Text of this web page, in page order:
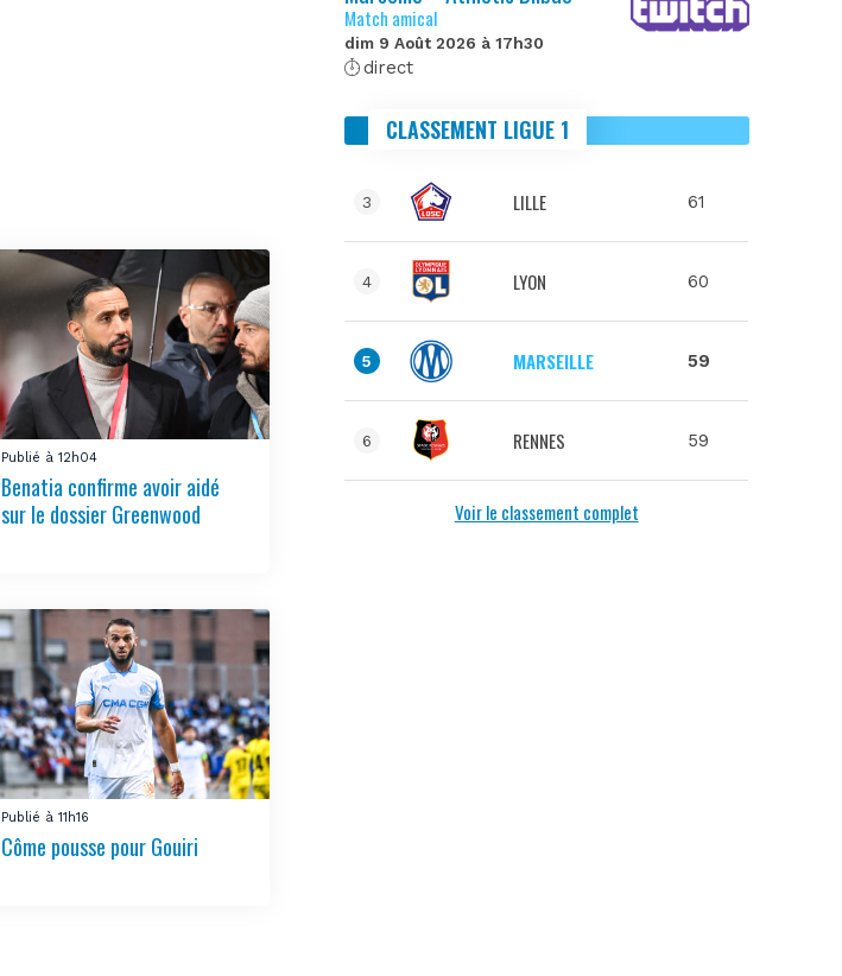
Publié à 12h04
Benatia confirme avoir aidé
sur le dossier Greenwood
Publié à 11h16
Côme pousse pour Gouiri
Match amical
dim 9 Août 2026 à 17h30
direct
CLASSEMENT LIGUE 1
3 LILLE 61
4 LYON 60
5 MARSEILLE 59
6 RENNES 59
Voir le classement complet